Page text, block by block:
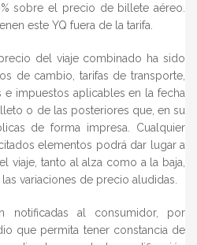
sobre el precio de billete aéreo.
este YQ fuera de la tarifa.
del viaje combinado ha sido
de cambio, tarifas de transporte,
e impuestos aplicables en la fecha
o de las posteriores que, en su
de forma impresa. Cualquier
elementos podrá dar lugar a
viaje, tanto al alza como a la baja,
variaciones de precio aludidas.
notificadas al consumidor, por
que permita tener constancia de